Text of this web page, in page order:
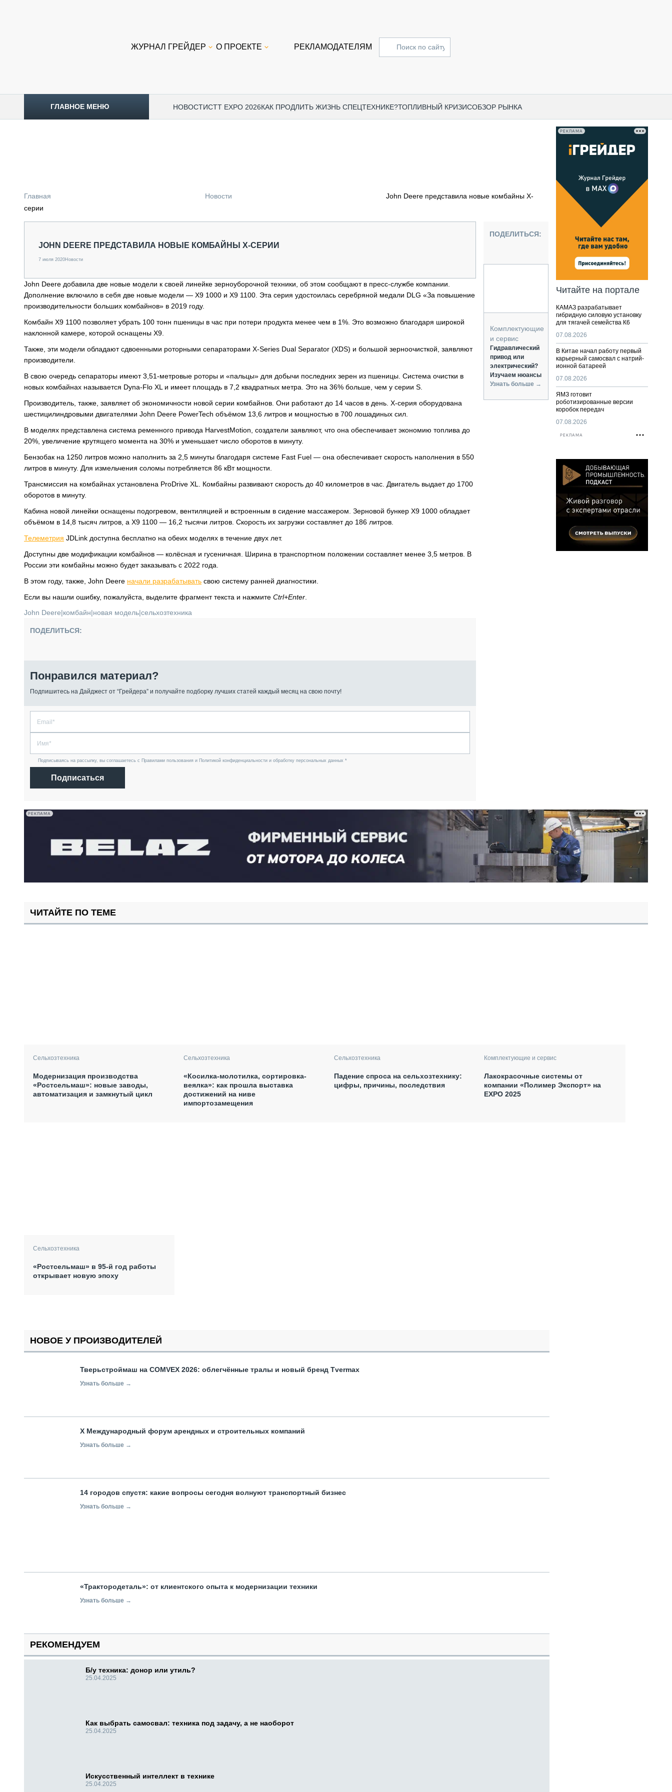
ЖУРНАЛ ГРЕЙДЕР О ПРОЕКТЕ РЕКЛАМОДАТЕЛЯМ
ГЛАВНОЕ МЕНЮ НОВОСТИCTT EXPO 2026КАК ПРОДЛИТЬ ЖИЗНЬ СПЕЦТЕХНИКЕ?ТОПЛИВНЫЙ КРИЗИСОБЗОР РЫНКА
ГРУЗОПЕРЕВОЗКИ
ИСПЫТАТЕЛИ
ТЕХНОЛОГИИ
ДОРОЖНАЯ ИНДУСТРИЯ
СЕРВИСМЕНЫ
ПОДЪЁМНАЯ ТЕХНИКА
ПАССАЖИРСКИЙ ТРАНСПОРТ
КАРЬЕРНАЯ ТЕХНИКА
ЛОГИСТИКА И СКЛАД
КОМПЛЕКТУЮЩИЕ И СЕРВИС
Главная Новости
John Deere представила новые комбайны X-
серии
JOHN DEERE ПРЕДСТАВИЛА НОВЫЕ КОМБАЙНЫ X-СЕРИИ
7 июля 2020Новости
John Deere добавила две новые модели к своей линейке зерноуборочной техники, об этом сообщают в пресс-службе компании.
Дополнение включило в себя две новые модели — X9 1000 и X9 1100. Эта серия удостоилась серебряной медали DLG «За повышение
производительности больших комбайнов» в 2019 году.
Комбайн X9 1100 позволяет убрать 100 тонн пшеницы в час при потери продукта менее чем в 1%. Это возможно благодаря широкой
наклонной камере, которой оснащены X9.
Также, эти модели обладают сдвоенными роторными сепараторами X-Series Dual Separator (XDS) и большой зерноочисткой, заявляют
производители.
В свою очередь сепараторы имеют 3,51-метровые роторы и «пальцы» для добычи последних зерен из пшеницы. Система очистки в
новых комбайнах называется Dyna-Flo XL и имеет площадь в 7,2 квадратных метра. Это на 36% больше, чем у серии S.
Производитель, также, заявляет об экономичности новой серии комбайнов. Они работают до 14 часов в день. X-серия оборудована
шестицилиндровыми двигателями John Deere PowerTech объёмом 13,6 литров и мощностью в 700 лошадиных сил.
В моделях представлена система ременного привода HаrvestMotion, создатели заявляют, что она обеспечивает экономию топлива до
20%, увеличение крутящего момента на 30% и уменьшает число оборотов в минуту.
Бензобак на 1250 литров можно наполнить за 2,5 минуты благодаря системе Fast Fuel — она обеспечивает скорость наполнения в 550
литров в минуту. Для измельчения соломы потребляется 86 кВт мощности.
Трансмиссия на комбайнах установлена ProDrive XL. Комбайны развивают скорость до 40 километров в час. Двигатель выдает до 1700
оборотов в минуту.
Кабина новой линейки оснащены подогревом, вентиляцией и встроенным в сидение массажером. Зерновой бункер X9 1000 обладает
объёмом в 14,8 тысяч литров, а X9 1100 — 16,2 тысячи литров. Скорость их загрузки составляет до 186 литров.
Телеметрия JDLink доступна бесплатно на обеих моделях в течение двух лет.
Доступны две модификации комбайнов — колёсная и гусеничная. Ширина в транспортном положении составляет менее 3,5 метров. В
России эти комбайны можно будет заказывать с 2022 года.
В этом году, также, John Deere начали разрабатывать свою систему ранней диагностики.
Если вы нашли ошибку, пожалуйста, выделите фрагмент текста и нажмите Ctrl+Enter
John Deere|комбайн|новая модель|сельхозтехника
ПОДЕЛИТЬСЯ:
Понравился материал?
Подпишитесь на Дайджест от “Грейдера” и получайте подборку лучших статей каждый месяц на свою почту!
Подписываясь на рассылку, вы соглашаетесь с Правилами пользования и Политикой конфиденциальности и обработку персональных данных *
Подписаться
ПОДЕЛИТЬСЯ:
Комплектующие
и сервис
Гидравлический
привод или
электрический?
Изучаем нюансы
Узнать больше →
РЕКЛАМА
Читайте на портале
КАМАЗ разрабатывает
гибридную силовую установку
для тягачей семейства К6
07.08.2026
В Китае начал работу первый
карьерный самосвал с натрий-
ионной батареей
07.08.2026
ЯМЗ готовит
роботизированные версии
коробок передач
07.08.2026
РЕКЛАМА
РЕКЛАМА
ЧИТАЙТЕ ПО ТЕМЕ
Сельхозтехника
Модернизация производства
«Ростсельмаш»: новые заводы,
автоматизация и замкнутый цикл
Сельхозтехника
«Косилка-молотилка, сортировка-
веялка»: как прошла выставка
достижений на ниве
импортозамещения
Сельхозтехника
Падение спроса на сельхозтехнику:
цифры, причины, последствия
Комплектующие и сервис
Лакокрасочные системы от
компании «Полимер Экспорт» на
EXPO 2025
Сельхозтехника
«Ростсельмаш» в 95-й год работы
открывает новую эпоху
НОВОЕ У ПРОИЗВОДИТЕЛЕЙ
Тверьстроймаш на COMVEX 2026: облегчённые тралы и новый бренд Tvermax
Узнать больше →
X Международный форум арендных и строительных компаний
Узнать больше →
14 городов спустя: какие вопросы сегодня волнуют транспортный бизнес
Узнать больше →
«Трактородеталь»: от клиентского опыта к модернизации техники
Узнать больше →
РЕКОМЕНДУЕМ
Б/у техника: донор или утиль?
25.04.2025
Как выбрать самосвал: техника под задачу, а не наоборот
25.04.2025
Искусственный интеллект в технике
25.04.2025